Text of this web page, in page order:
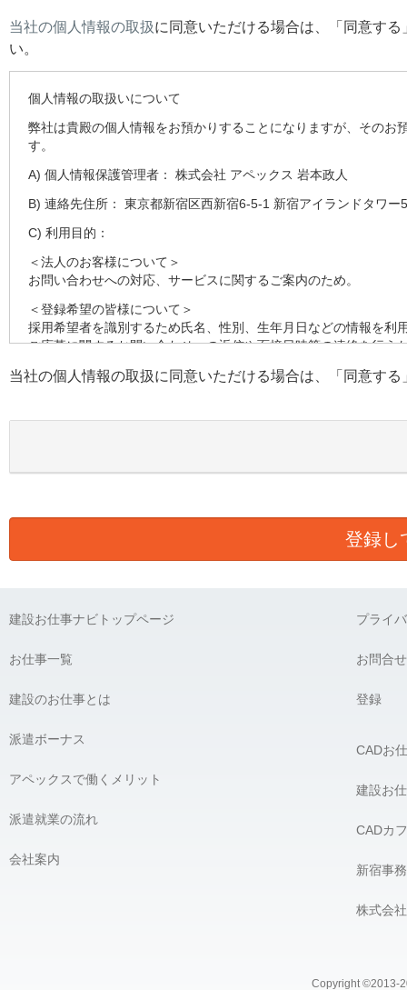
当社の個人情報の取扱に同意いただける場合は、「同意す
い。
個人情報の取扱いについて
弊社は貴殿の個人情報をお預かりすることになりますが、その
す。
A) 個人情報保護管理者： 株式会社 アペックス 岩本政人
B) 連絡先住所： 東京都新宿区西新宿6-5-1 新宿アイランドタワー
C) 利用目的：
＜法人のお客様について＞
お問い合わせへの対応、サービスに関するご案内のため。
＜登録希望の皆様について＞
採用希望者を識別するため氏名、性別、生年月日などの情報を利
ご応募に関するお問い合わせへの返信や面接日時等の連絡を行
採用の検討のため健康状態、職務経歴、スキルシート、資格等の
E) 個人情報の取扱い業務の委託：
ります。この場合、個人情報を適切に取り扱っていると認めら
様の個人情報の漏洩防止に必要な事項を取決め、適切な管理を実
F) 個人情報提供の任意性：
G) 個人情報の開示請求について：
貴殿には、貴殿の個人情報の利用目的の通知、開示、内容の訂
の開示を要求する権利があります。必要な場合には、下記の窓口
【個人情報問合せ窓口】
〒163-1305 東京都新宿区西新宿6-5-1 新宿アイランドタワー5F
Phone：03-4500-4612（平日9:00 〜 18:00） e-mail：
個人情報問合せ窓口責任者 株式会社 アペックス 髙橋 宏
＿＿＿＿＿＿＿＿＿＿＿＿＿＿＿＿
当社の個人情報の取扱に同意いただける場合は、「同意す
建設お仕事ナビトップページ
お仕事一覧
建設のお仕事とは
派遣ボーナス
アペックスで働くメリット
派遣就業の流れ
会社案内
プライ
お問合せ
登録
CADお
建設お
CADカ
新宿事
株式会
Copyright ©2013-